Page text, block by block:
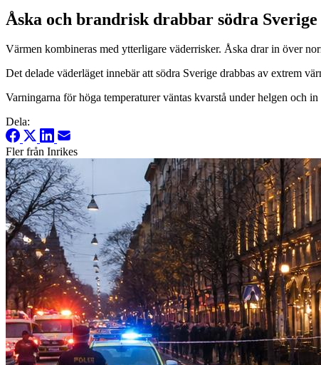
Åska och brandrisk drabbar södra
Värmen kombineras med ytterligare väderrisker. Åska drar in över
Det delade väderläget innebär att södra Sverige drabbas av extrem
Varningarna för höga temperaturer väntas kvarstå under helgen och
Dela:
Fler från Inrikes